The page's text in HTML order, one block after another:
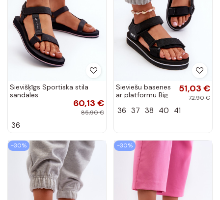
Sievišķīgs Sportiska stila
sandales
4FRSS24FSANF054-23S60,13 €
85,90 €
36
Sieviešu basenes
ar platformu Big
melnas krāsas
51,03 €
72,90 €
36 37 38 40 41
-30% -30%